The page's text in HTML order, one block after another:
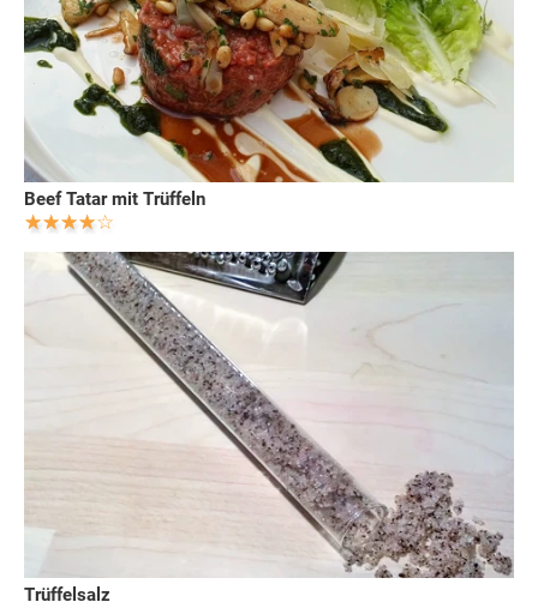
Beef Tatar mit Trüffeln
Trüffelsalz